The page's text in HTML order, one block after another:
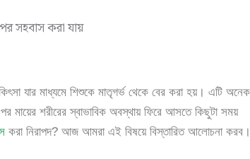
যার মাধ্যমে শিশুকে মাতৃগর্ভ থেকে বের করা হয়। এটি অনেক
মায়ের শরীরের স্বাভাবিক অবস্থায় ফিরে আসতে কিছুটা সময়
করা নিরাপদ? আজ আমরা এই বিষয়ে বিস্তারিত আলোচনা করব।